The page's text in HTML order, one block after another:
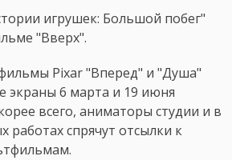
игрушек: Большой побег"
"Вверх".
Pixar "Вперед" и "Душа"
экраны 6 марта и 19 июня
всего, аниматоры студии и в
работах спрячут отсылки к